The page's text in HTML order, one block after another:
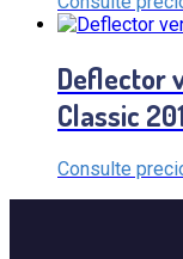
Deflector
Classic
Consulte